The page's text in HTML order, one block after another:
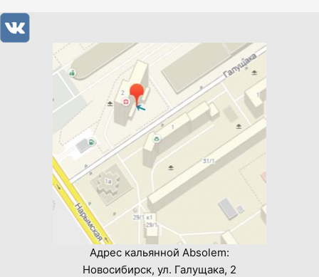
Адрес кальянной Absolem:
Новосибирск, ул. Галущака, 2